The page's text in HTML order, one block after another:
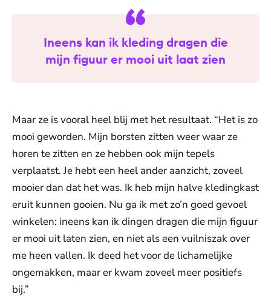
Ineens kan ik kleding dragen die
mijn figuur er mooi uit laat zien
Maar ze is vooral heel blij met het resultaat. “Het is zo
mooi geworden. Mijn borsten zitten weer waar ze
horen te zitten en ze hebben ook mijn tepels
verplaatst. Je hebt een heel ander aanzicht, zoveel
mooier dan dat het was. Ik heb mijn halve kledingkast
eruit kunnen gooien. Nu ga ik met zo’n goed gevoel
winkelen: ineens kan ik dingen dragen die mijn figuur
er mooi uit laten zien, en niet als een vuilniszak over
me heen vallen. Ik deed het voor de lichamelijke
ongemakken, maar er kwam zoveel meer positiefs
bij.”